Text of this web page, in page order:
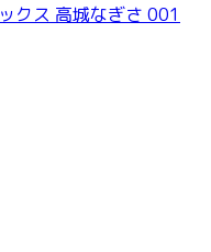
クス 高城なぎさ 001